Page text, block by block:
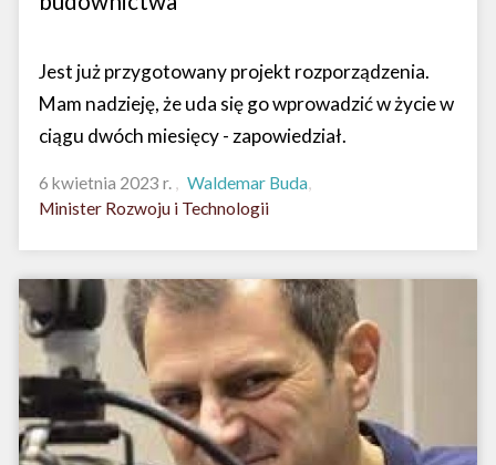
Jest już przygotowany projekt rozporządzenia.
Mam nadzieję, że uda się go wprowadzić w życie w
ciągu dwóch miesięcy - zapowiedział.
6 kwietnia 2023 r.
Waldemar Buda
Minister Rozwoju i Technologii